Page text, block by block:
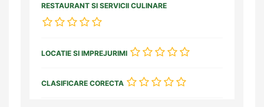
RESTAURANT SI SERVICII CULINARE
LOCATIE SI IMPREJURIMI
CLASIFICARE CORECTA